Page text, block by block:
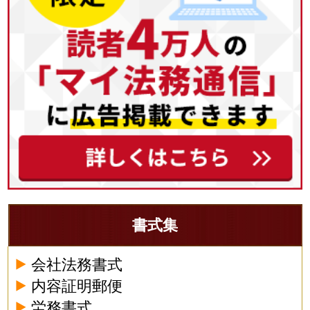
書式集
会社法務書式
内容証明郵便